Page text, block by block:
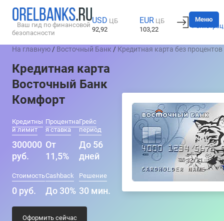
Ваш гид по финансовой
безопасности
USD ЦБ
92,92
EUR ЦБ
103,22
Вход
Меню
На главную / Восточный Банк / Кредитная карта без процентов
Кредитная карта
Восточный Банк
Комфорт
Кредитны
й лимит
300000
руб.
Процентна
я ставка
От
11,5%
Грейс
период
До 56
дней
Стоимость
0 руб.
Cashback
До 30%
Решение
30 мин.
Оформить сейчас